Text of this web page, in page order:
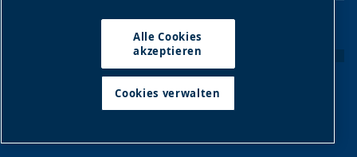
Impressum
Alle Cookies
akzeptieren
Cookies verwalten